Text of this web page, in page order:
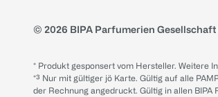
© 2026 BIPA Parfumerien Gesellschaft
* Produkt gesponsert vom Hersteller. Weitere
*³ Nur mit gültiger jö Karte. Gültig auf alle
der Rechnung angedruckt. Gültig in allen